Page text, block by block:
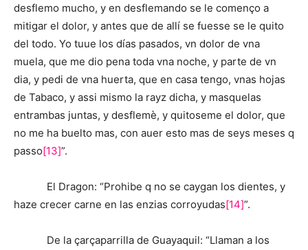
desflemo mucho, y en desflemando se le començo a
mitigar el dolor, y antes que de allí se fuesse se le quito
del todo. Yo tuue los días pasados, vn dolor de vna
muela, que me dio pena toda vna noche, y parte de vn
dia, y pedi de vna huerta, que en casa tengo, vnas hojas
de Tabaco, y assi mismo la rayz dicha, y masquelas
entrambas juntas, y desflemè, y quitoseme el dolor, que
no me ha buelto mas, con auer esto mas de seys meses q
passo[13]”.
El Dragon: “Prohibe q no se caygan los dientes, y
haze crecer carne en las enzias corroyudas[14]”.
De la çarçaparrilla de Guayaquil: “Llaman a los